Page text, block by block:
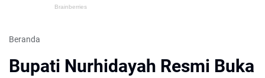
Beranda
Bupati Nurhidayah Resmi Buka